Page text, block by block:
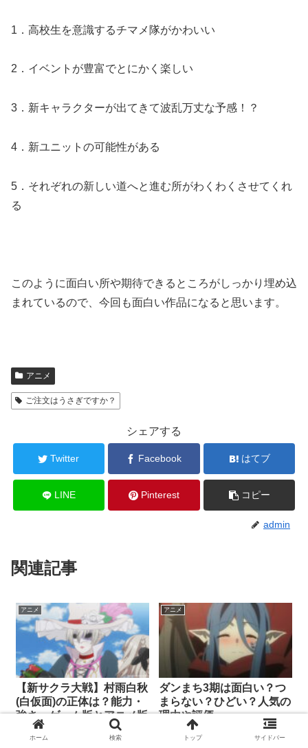
1．高校生を意識するチマメ隊がかわいい
2．イベントが豊富でとにかく楽しい
3．新キャラクターが出てきて波乱万丈な予感！？
4．新ユニットの可能性がある
5．それぞれの新しい道へと進む所がわくわくさせてくれ
る
このように面白い所や期待できるところがしっかり埋め込
まれているので、今回も面白い作品になると思います。
アニメ
ご注文はうさぎですか？
シェアする
Twitter Facebook はてブ
LINE Pinterest コピー
admin
関連記事
アニメ
【新サクラ大戦】村雨白秋
(白仮面)の正体は？能力・
強さ・ゲーム版とアニメ版
立ち位置をネタバレ考察
アニメ
ダンまち3期は面白い？つ
まらない？ひどい？人気の
理由や評価
ホーム 検索 トップ サイドバー